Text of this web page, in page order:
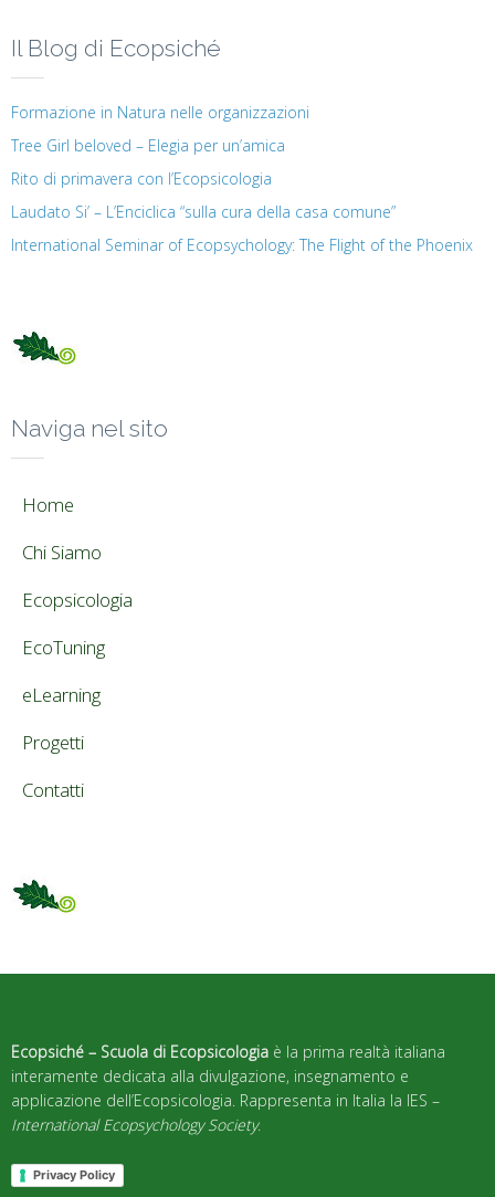
Il Blog di Ecopsiché
Formazione in Natura nelle organizzazioni
Tree Girl beloved – Elegia per un’amica
Rito di primavera con l’Ecopsicologia
Laudato Si’ – L’Enciclica “sulla cura della casa comune”
International Seminar of Ecopsychology: The Flight of the Phoenix
Naviga nel sito
Home
Chi Siamo
Ecopsicologia
EcoTuning
eLearning
Progetti
Contatti
Ecopsiché – Scuola di Ecopsicologia è la prima realtà italiana
interamente dedicata alla divulgazione, insegnamento e
applicazione dell’Ecopsicologia. Rappresenta in Italia la IES –
International Ecopsychology Society.
Privacy Policy